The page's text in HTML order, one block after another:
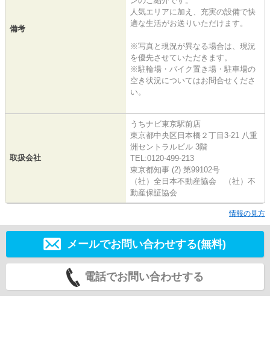
備考
人気エリアに加え、充実の設備で快
適な生活がお送りいただけます。
※写真と現況が異なる場合は、現況
を優先させていただきます。
※駐輪場・バイク置き場・駐車場の
空き状況についてはお問合せくださ
い。
取扱会社
うちナビ東京駅前店
東京都中央区日本橋２丁目3-21 八重
洲セントラルビル 3階
TEL:0120-499-213
東京都知事 (2) 第99102号
（社）全日本不動産協会 （社）不
動産保証協会
情報の見方
メールでお問い合わせする(無料)
電話でお問い合わせする